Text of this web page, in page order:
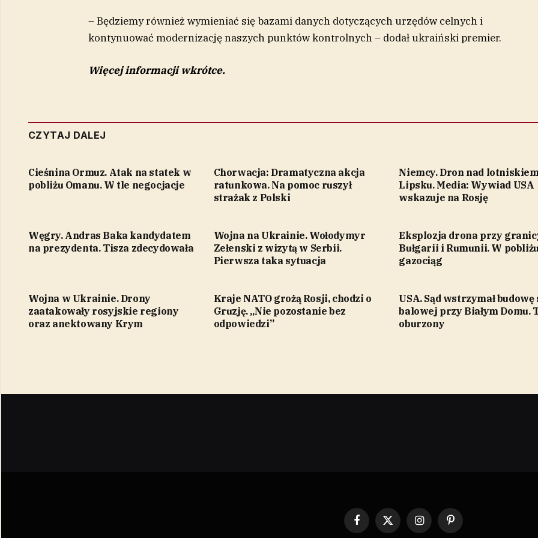
– Będziemy również wymieniać się bazami danych dotyczących urzędów celnych i
kontynuować modernizację naszych punktów kontrolnych – dodał ukraiński premier.
Więcej informacji wkrótce.
CZYTAJ DALEJ
Cieśnina Ormuz. Atak na statek w
pobliżu Omanu. W tle negocjacje
Chorwacja: Dramatyczna akcja
ratunkowa. Na pomoc ruszył
strażak z Polski
Niemcy. Dron nad
Lipsku. Media: Wywiad USA
wskazuje na Rosję
Węgry. Andras Baka kandydatem
na prezydenta. Tisza zdecydowała
Wojna na Ukrainie. Wołodymyr
Zełenski z wizytą w Serbii.
Pierwsza taka sytuacja
Eksplozja drona przy
Bułgarii i Rumunii. W pobliżu
gazociąg
Wojna w Ukrainie. Drony
zaatakowały rosyjskie regiony
oraz anektowany Krym
Kraje NATO grożą Rosji, chodzi o
Gruzję. „Nie pozostanie bez
odpowiedzi”
USA. Sąd wstrzymał budowę
balowej przy Białym Domu.
oburzony
Facebook
X
InstagramPinterest